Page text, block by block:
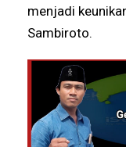
menjadi
Sambiroto.